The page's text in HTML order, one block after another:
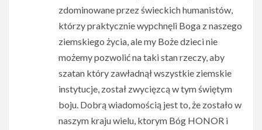
zdominowane przez świeckich humanistów,
którzy praktycznie wypchnęli Boga z naszego
ziemskiego życia, ale my Boże dzieci nie
możemy pozwolić na taki stan rzeczy, aby
szatan który zawładnął wszystkie ziemskie
instytucje, został zwycięzcą w tym świętym
boju. Dobrą wiadomością jest to, że zostało w
naszym kraju wielu, ktorym Bóg HONOR i